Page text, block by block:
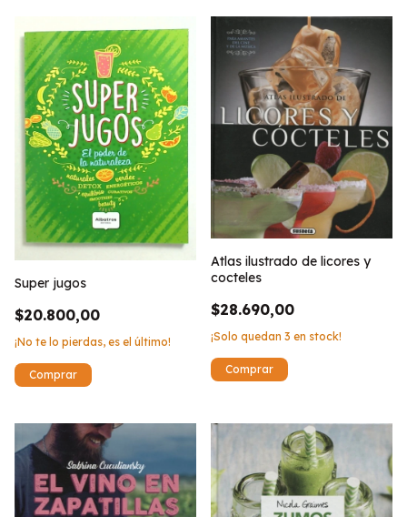
Super jugos
$20.800,00
¡No te lo pierdas, es el último!
Atlas ilustrado de licores y
cocteles
$28.690,00
¡Solo quedan 3 en stock!